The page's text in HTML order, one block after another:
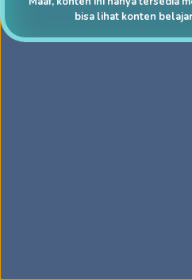
bisa lihat konten